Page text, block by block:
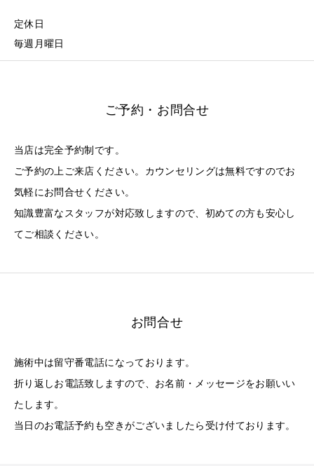
定休日
毎週月曜日
ご予約・お問合せ
当店は完全予約制です。
ご予約の上ご来店ください。カウンセリングは無料ですのでお
気軽にお問合せください。
知識豊富なスタッフが対応致しますので、初めての方も安心し
てご相談ください。
お問合せ
施術中は留守番電話になっております。
折り返しお電話致しますので、お名前・メッセージをお願いい
たします。
当日のお電話予約も空きがございましたら受け付ております。